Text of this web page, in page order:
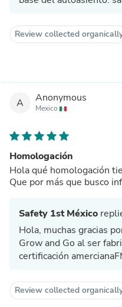
Review collected
A Anonymous
Mexico
Homologación
Hola qué homologación
Que por más que busco
Safety 1st México
Hola, muchas gracias
Grow and Go al ser
certificación
Review collected